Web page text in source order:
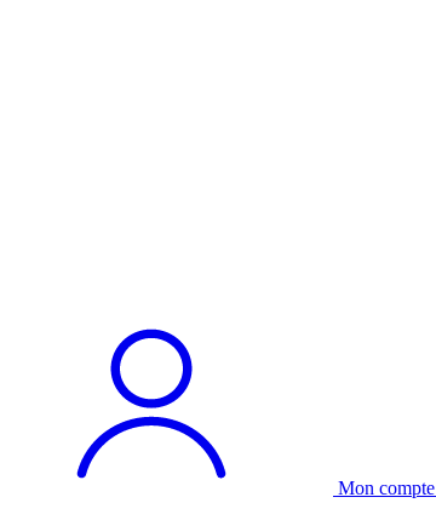
Mon compte